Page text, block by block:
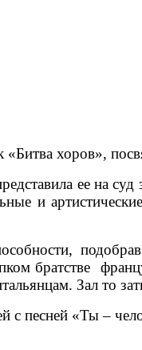
«Битва
ее на
и
братстве
Зал то
с песней «Ты –